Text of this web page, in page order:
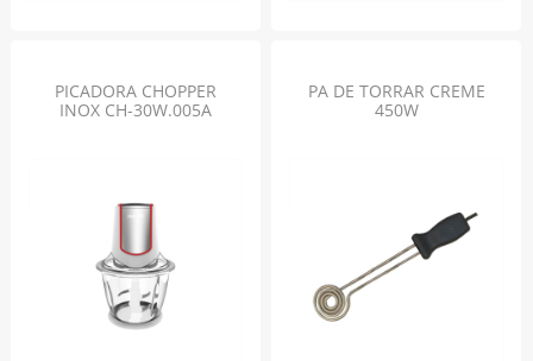
PICADORA CHOPPER
INOX CH-30W.005A
PA DE TORRAR CREME
450W